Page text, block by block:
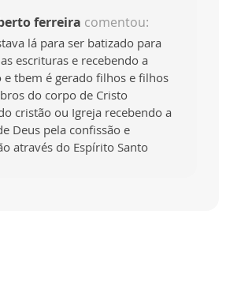
ferreira comentou:
lá para ser batizado para
escrituras e recebendo a
e tbem é gerado filhos e filhos
do corpo de Cristo
cristão ou Igreja recebendo a
Deus pela confissão e
através do Espírito Santo